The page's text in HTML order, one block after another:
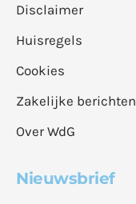
Disclaimer
Huisregels
Cookies
Zakelijke berichten
Over WdG
Nieuwsbrief